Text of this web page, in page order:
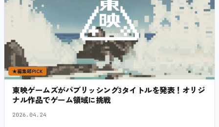
★編集部PICK
東映ゲームズがパブリッシング3タイトルを発表！オリジ
ナル作品でゲーム領域に挑戦
2026.04.24